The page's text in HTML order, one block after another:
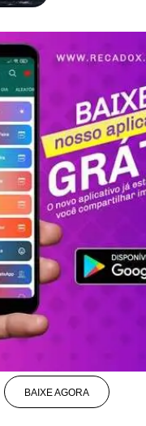
BAIXE AGORA